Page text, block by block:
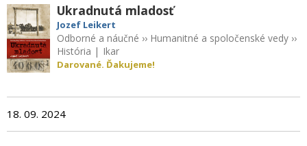
Ukradnutá mladosť
Jozef Leikert
Odborné a náučné ›› Humanitné a spoločenské vedy››
História | Ikar
Darované. Ďakujeme!
18. 09. 2024